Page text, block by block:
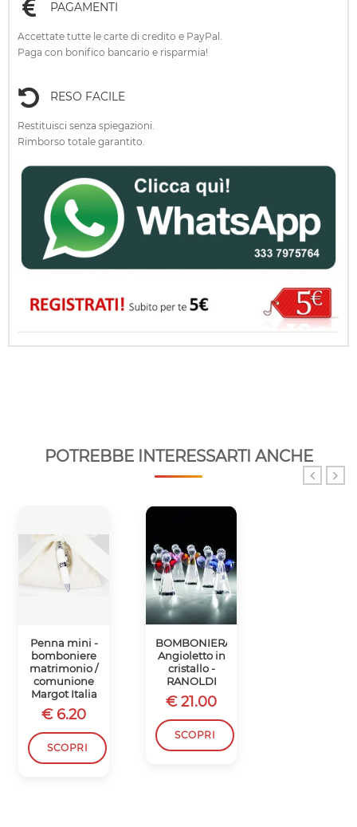
PAGAMENTI
Accettate tutte le carte di credito e PayPal.
Paga con bonifico bancario e risparmia!
RESO FACILE
Restituisci senza spiegazioni.
Rimborso totale garantito.
POTREBBE INTERESSARTI ANCHE
Penna mini -
bomboniere
matrimonio /
comunione
Margot Italia
€ 6.20
SCOPRI
BOMBONIERA
Angioletto in
cristallo -
RANOLDI
€ 21.00
SCOPRI